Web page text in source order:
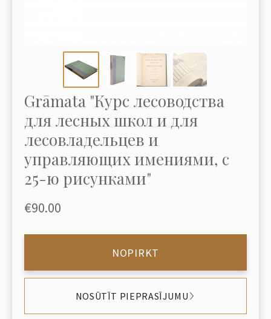
Grāmata "Курс лесоводства
для лесных школ и для
лесовладельцев и
управляющих имениями, с
25-ю рисунками"
€90.00
NOPIRKT
NOSŪTĪT PIEPRASĪJUMU